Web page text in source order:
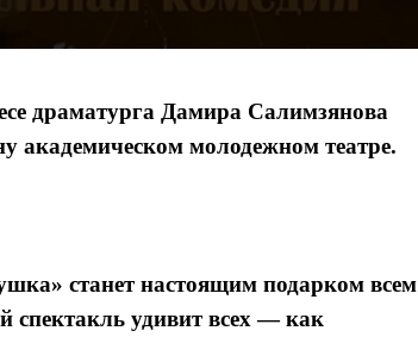
драматурга Дамира Салимзянова
академическом молодежном театре.
станет настоящим подарком всем
удивит всех — как